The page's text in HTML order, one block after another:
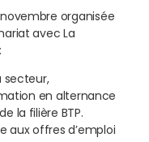
organisée
avec La
secteur,
en alternance
la filière BTP.
aux offres d’emploi